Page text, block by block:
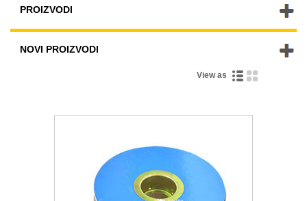
PROIZVODI
NOVI PROIZVODI
View as